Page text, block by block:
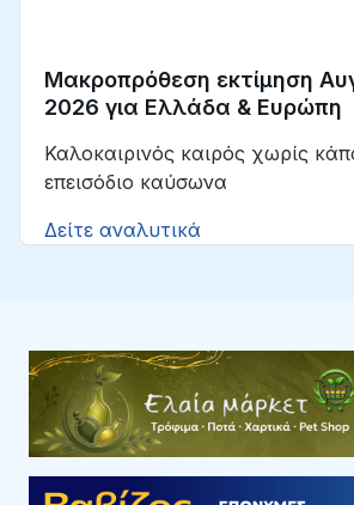
Μακροπρόθεση εκτίμηση
2026 για Ελλάδα & Ευρώπη
Καλοκαιρινός καιρός χωρίς
επεισόδιο καύσωνα
Δείτε αναλυτικά